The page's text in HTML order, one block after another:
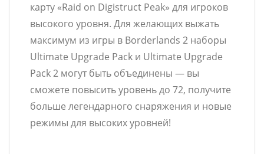
карту «Raid on Digistruct Peak» для игроков
высокого уровня. Для желающих выжать
максимум из игры в Borderlands 2 наборы
Ultimate Upgrade Pack и Ultimate Upgrade
Pack 2 могут быть объединены — вы
сможете повысить уровень до 72, получите
больше легендарного снаряжения и новые
режимы для высоких уровней!